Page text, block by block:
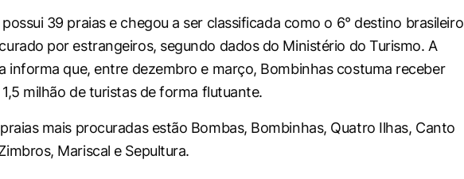
39 praias e chegou a ser classificada como o 6° destino brasileiro
por estrangeiros, segundo dados do Ministério do Turismo. A
informa que, entre dezembro e março, Bombinhas costuma receber
milhão de turistas de forma flutuante.
mais procuradas estão Bombas, Bombinhas, Quatro Ilhas, Canto
Mariscal e Sepultura.